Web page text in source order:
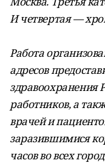
И четвертая —
Работа
адресов
здравоохранения
работников, а
врачей и
заразившимися
часов во всех